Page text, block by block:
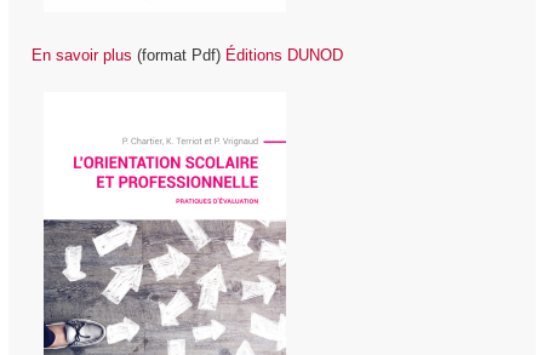
En savoir plus (format Pdf) Éditions DUNOD